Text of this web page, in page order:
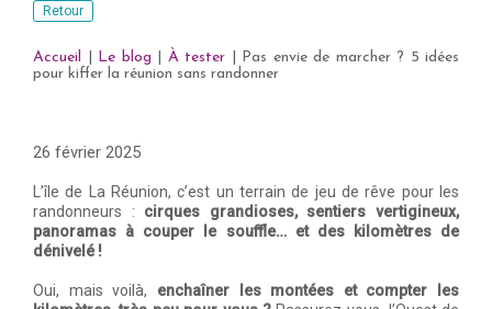
Retour
Accueil Le blog À tester
Pas envie de marcher ? 5 idées
pour kiffer la réunion sans randonner
26 février 2025
L’île de La Réunion, c’est un terrain de jeu de rêve pour les
randonneurs : cirques grandioses, sentiers vertigineux,
panoramas à couper le souffle… et des kilomètres de
dénivelé !
Oui, mais voilà, enchaîner les montées et compter les